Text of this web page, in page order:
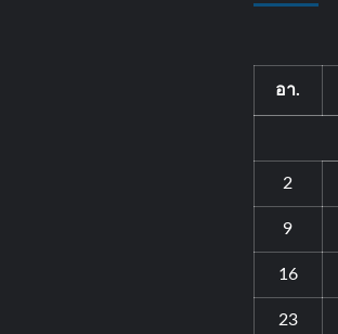
อา.
2
9
16
23